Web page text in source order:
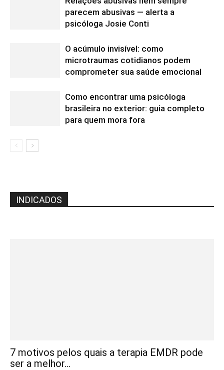
parecem abusivas — alerta a
psicóloga Josie Conti
O acúmulo invisível: como
microtraumas cotidianos podem
comprometer sua saúde emocional
Como encontrar uma psicóloga
brasileira no exterior: guia completo
para quem mora fora
INDICADOS
7 motivos pelos quais a terapia EMDR pode
ser a melhor...